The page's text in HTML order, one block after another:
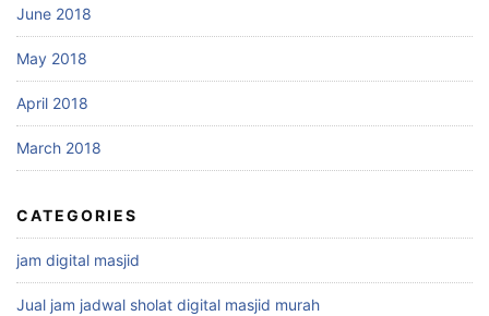
June 2018
May 2018
April 2018
March 2018
CATEGORIES
jam digital masjid
Jual jam jadwal sholat digital masjid murah